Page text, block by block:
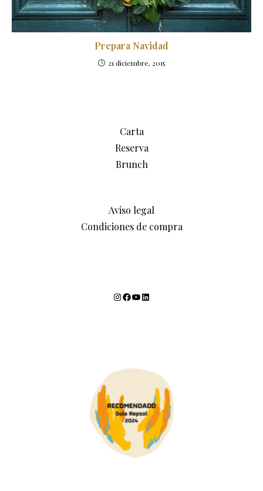
Prepara Navidad
21 diciembre, 2015
Carta
Reserva
Brunch
Aviso legal
Condiciones de compra
Instagram Facebook YouTube LinkedIn